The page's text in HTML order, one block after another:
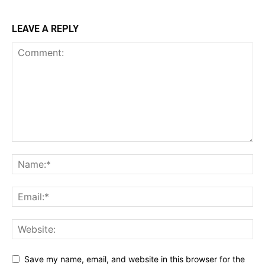
LEAVE A REPLY
Save my name, email, and website in this browser for the